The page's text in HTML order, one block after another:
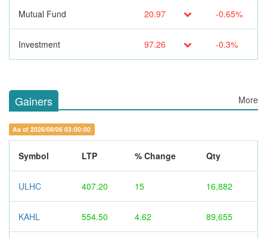
Mutual Fund 20.97 -0.65%
Investment 97.26 -0.3%
Gainers More
As of 2026/08/06 03:00:00
Symbol LTP % Change Qty
ULHC 407.20 15 16,882
KAHL 554.50 4.62 89,655